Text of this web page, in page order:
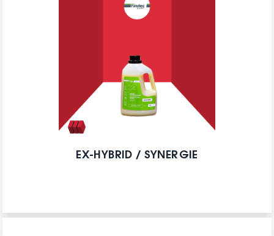
EX-HYBRID / SYNERGIE